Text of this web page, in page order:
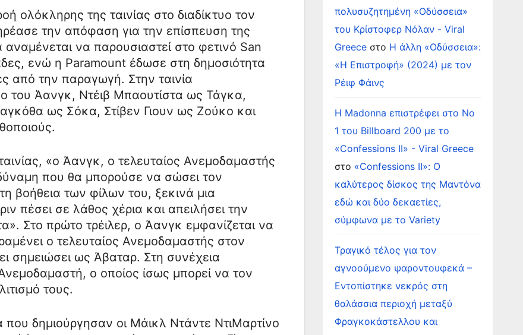
ολόκληρης της ταινίας στο διαδίκτυο τον
την απόφαση για την επίσπευση της
να παρουσιαστεί στο φετινό San
ενώ η Paramount έδωσε στη δημοσιότητα
από την παραγωγή. Στην ταινία
του Άανγκ, Ντέιβ Μπαουτίστα ως Τάγκα,
ως Σόκα, Στίβεν Γιουν ως Ζούκο και
«ο Άανγκ, ο τελευταίος Ανεμοδαμαστής
που θα μπορούσε να σώσει τον
βοήθεια των φίλων του, ξεκινά μια
πέσει σε λάθος χέρια και απειλήσει την
Στο πρώτο τρέιλερ, ο Άανγκ εμφανίζεται να
ο τελευταίος Ανεμοδαμαστής στον
σημειώσει ως Άβαταρ. Στη συνέχεια
ο οποίος ίσως μπορεί να τον
τους.
που δημιούργησαν οι Μάικλ Ντάντε ΝτιΜαρτίνο
πολυσυζητημένη «Οδύσσεια»
του Κρίστοφερ Νόλαν - Viral
Greeceστο Η άλλη «Οδύσσεια»:
«Η Επιστροφή» (2024) με τον
Ρέιφ Φάινς
Η Madonna επιστρέφει στο Νο
1 του Billboard 200 με το
«Confessions II» - Viral Greece
στο «Confessions II»: Ο
καλύτερος δίσκος της Μαντόνα
εδώ και δύο δεκαετίες,
σύμφωνα με το Variety
Τραγικό τέλος για τον
αγνοούμενο ψαροντουφεκά –
Εντοπίστηκε νεκρός στη
θαλάσσια περιοχή μεταξύ
Φραγκοκάστελλου και